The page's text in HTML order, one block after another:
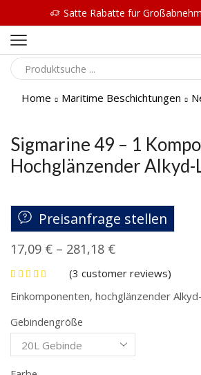
Satte Rabatte für
Home Maritime Beschichtungen
Sigmarine 49 – 1
Hochglänzender Alkyd-
Preisanfrage stellen
17,09 € – 281,18 €
(3 customer reviews)
Einkomponenten, hochglänzender
Gebindengröße